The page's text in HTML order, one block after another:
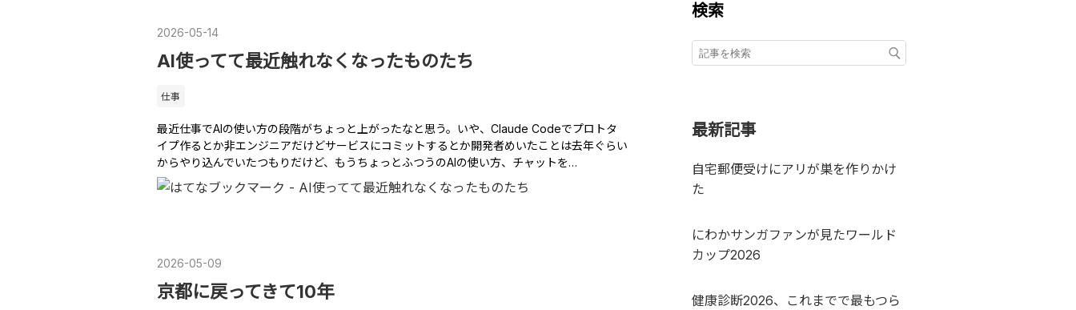
2026-05-14
AI使ってて最近触れなくなったものたち
仕事
最近仕事でAIの使い方の段階がちょっと上がったなと思う。いや、Claude Codeでプロトタ
イプ作るとか非エンジニアだけどサービスにコミットするとか開発者めいたことは去年ぐらい
からやり込んでいたつもりだけど、もうちょっとふつうのAIの使い方、チャットを…
2026-05-09
京都に戻ってきて10年
検索
最新記事
自宅郵便受けにアリが巣を作りかけ
た
にわかサンガファンが見たワールド
カップ2026
健康診断2026、これまでで最もつら